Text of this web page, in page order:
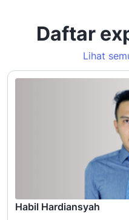
Daftar
Lihat
Habil Hardiansyah